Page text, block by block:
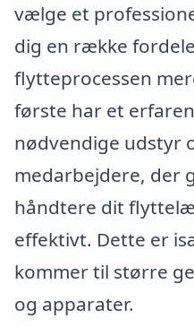
vælge et
dig en række
flytteprocessen
første har et
nødvendige udstyr
medarbejdere, der
håndtere dit
effektivt. Dette er
kommer til større
og apparater.